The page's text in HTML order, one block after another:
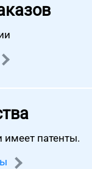
имеет патенты.